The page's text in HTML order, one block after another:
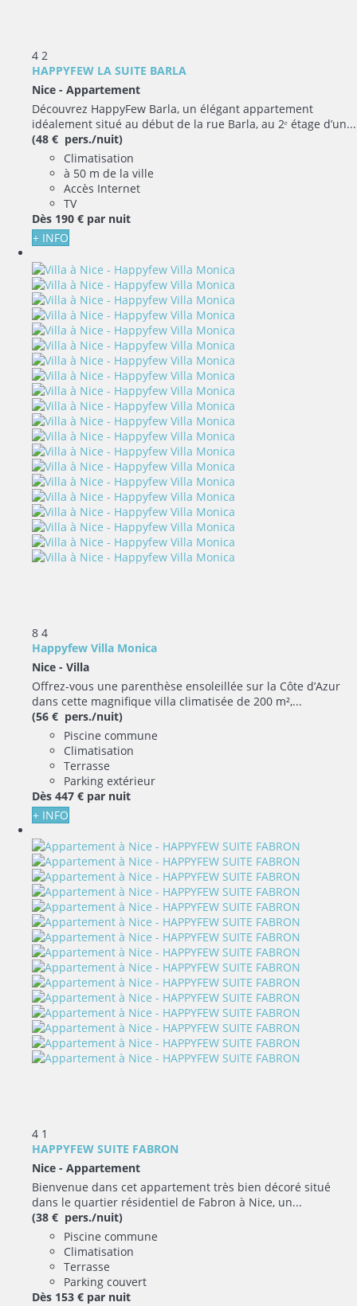
4 2
HAPPYFEW LA SUITE BARLA
Nice - Appartement
Découvrez HappyFew Barla, un élégant appartement
idéalement situé au début de la rue Barla, au 2ᵉ étage d’un...
(48 € pers./nuit)
Climatisation
à 50 m de la ville
Accès Internet
TV
Dès 190 € par nuit
+ INFO
8 4
Happyfew Villa Monica
Nice - Villa
Offrez-vous une parenthèse ensoleillée sur la Côte d’Azur
dans cette magnifique villa climatisée de 200 m²,...
(56 € pers./nuit)
Piscine commune
Climatisation
Terrasse
Parking extérieur
Dès 447 € par nuit
+ INFO
4 1
HAPPYFEW SUITE FABRON
Nice - Appartement
Bienvenue dans cet appartement très bien décoré situé
dans le quartier résidentiel de Fabron à Nice, un...
(38 € pers./nuit)
Piscine commune
Climatisation
Terrasse
Parking couvert
Dès 153 € par nuit